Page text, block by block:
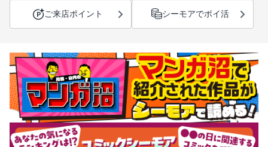
ご来店ポイント シーモアでポイ活